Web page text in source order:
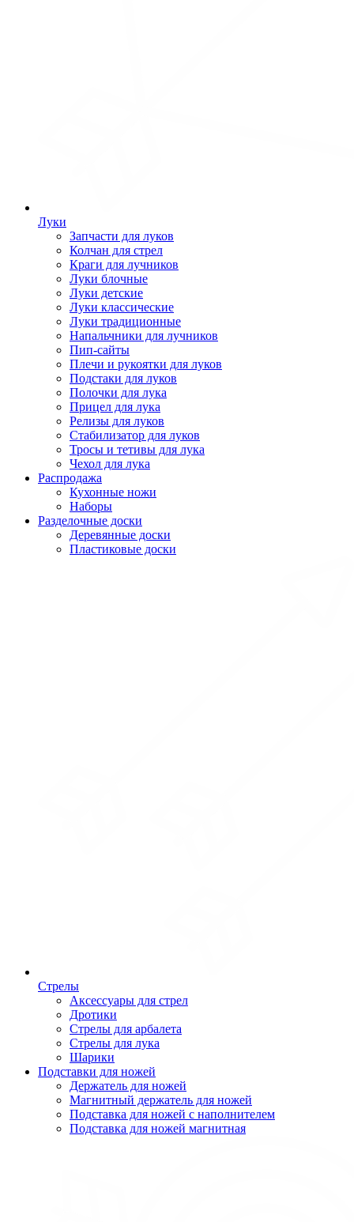
Луки
Запчасти для луков
Колчан для стрел
Краги для лучников
Луки блочные
Луки детские
Луки классические
Луки традиционные
Напальчники для лучников
Пип-сайты
Плечи и рукоятки для луков
Подстаки для луков
Полочки для лука
Прицел для лука
Релизы для луков
Стабилизатор для луков
Тросы и тетивы для лука
Чехол для лука
Распродажа
Кухонные ножи
Наборы
Разделочные доски
Деревянные доски
Пластиковые доски
Стрелы
Аксессуары для стрел
Дротики
Стрелы для арбалета
Стрелы для лука
Шарики
Подставки для ножей
Держатель для ножей
Магнитный держатель для ножей
Подставка для ножей с наполнителем
Подставка для ножей магнитная